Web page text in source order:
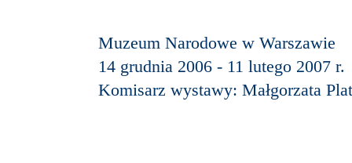
Muzeum Narodowe w Warszawie
14 grudnia 2006 - 11 lutego 2007 r.
Komisarz wystawy: Małgorzata